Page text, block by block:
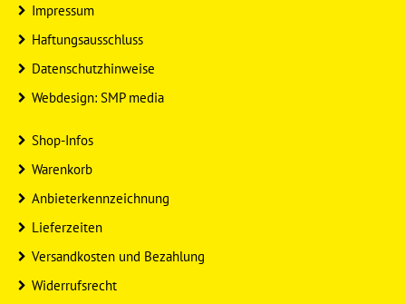
Impressum
Haftungsausschluss
Datenschutzhinweise
Webdesign: SMP media
Shop-Infos
Warenkorb
Anbieterkennzeichnung
Lieferzeiten
Versandkosten und Bezahlung
Widerrufsrecht